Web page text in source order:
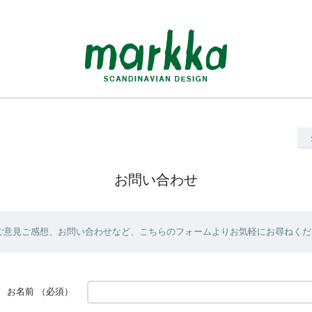
お問い合わせ
見ご感想、お問い合わせなど、こちらのフォームよりお気軽にお尋ねくだ
お名前 （必須）